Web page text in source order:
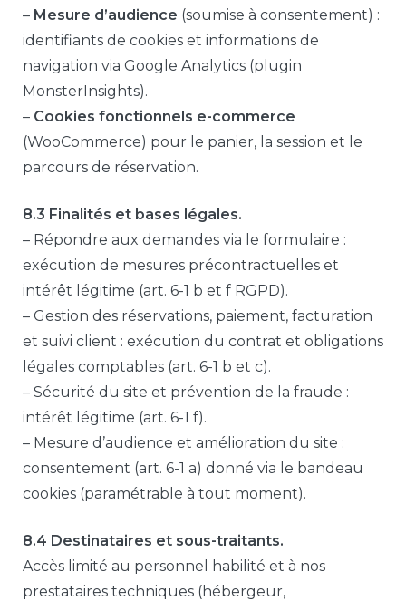
– Mesure d’audience (soumise à consentement) :
identifiants de cookies et informations de
navigation via Google Analytics (plugin
MonsterInsights).
– Cookies fonctionnels e-commerce
(WooCommerce) pour le panier, la session et le
parcours de réservation.
8.3 Finalités et bases légales.
– Répondre aux demandes via le formulaire :
exécution de mesures précontractuelles et
intérêt légitime (art. 6-1 b et f RGPD).
– Gestion des réservations, paiement, facturation
et suivi client : exécution du contrat et obligations
légales comptables (art. 6-1 b et c).
– Sécurité du site et prévention de la fraude :
intérêt légitime (art. 6-1 f).
– Mesure d’audience et amélioration du site :
consentement (art. 6-1 a) donné via le bandeau
cookies (paramétrable à tout moment).
8.4 Destinataires et sous-traitants.
Accès limité au personnel habilité et à nos
prestataires techniques (hébergeur,